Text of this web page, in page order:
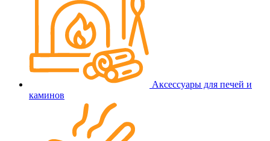
Аксессуары для печей и
каминов